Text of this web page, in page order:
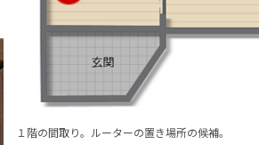
１階の間取り。ルーターの置き場所の候補。